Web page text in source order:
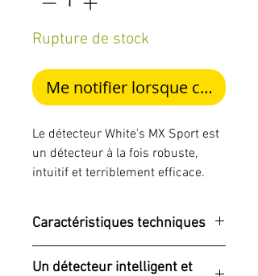
Rupture de stock
Me notifier lorsque cet
Le détecteur White's MX Sport est
un détecteur à la fois robuste,
intuitif et terriblement efficace.
amateurs exigeants, il se distingue
par sa polyvalence extrême et sa
conception tout-terrain. Étanche
jusqu’à 3 mètres (IP68), il est aussi
Caractéristiques techniques
Caractéristique Détail
Un détecteur intelligent et